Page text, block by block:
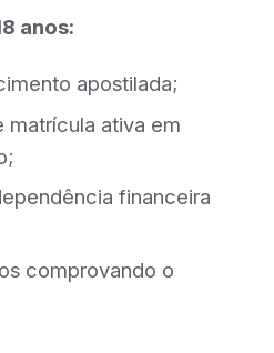
anos:
apostilada;
matrícula ativa em
financeira
comprovando o